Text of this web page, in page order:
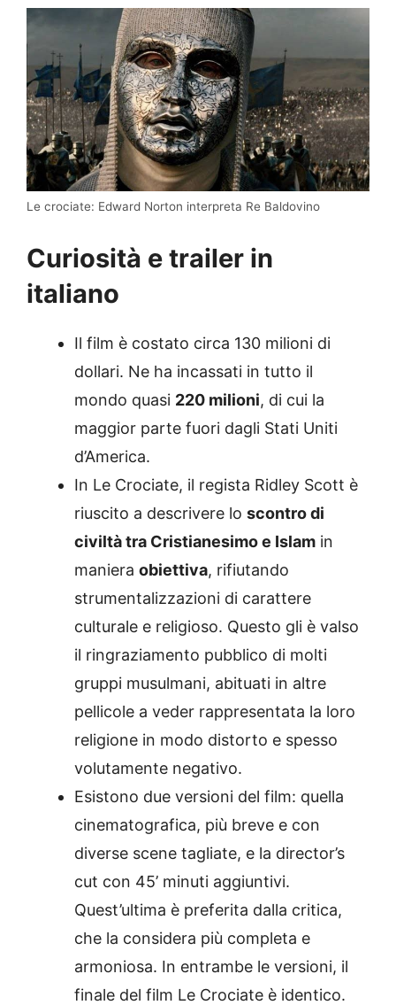
Le crociate: Edward Norton interpreta Re Baldovino
Curiosità e trailer in
italiano
Il film è costato circa 130 milioni di
dollari. Ne ha incassati in tutto il
mondo quasi 220 milioni, di cui la
maggior parte fuori dagli Stati Uniti
d’America.
In Le Crociate, il regista Ridley Scott è
riuscito a descrivere lo scontro di
civiltà tra Cristianesimo e Islam in
maniera obiettiva, rifiutando
strumentalizzazioni di carattere
culturale e religioso. Questo gli è valso
il ringraziamento pubblico di molti
gruppi musulmani, abituati in altre
pellicole a veder rappresentata la loro
religione in modo distorto e spesso
volutamente negativo.
Esistono due versioni del film: quella
cinematografica, più breve e con
diverse scene tagliate, e la director’s
cut con 45’ minuti aggiuntivi.
Quest’ultima è preferita dalla critica,
che la considera più completa e
armoniosa. In entrambe le versioni, il
finale del film Le Crociate è identico.